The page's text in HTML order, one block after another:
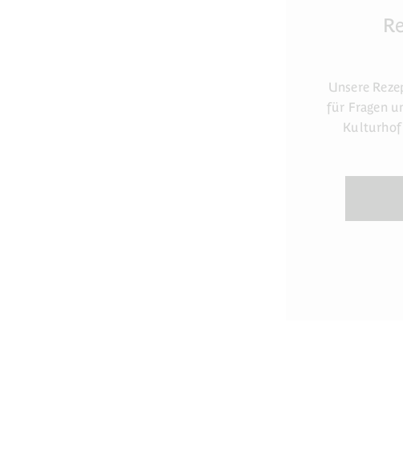
Unsere
für Fragen
Kulturhof